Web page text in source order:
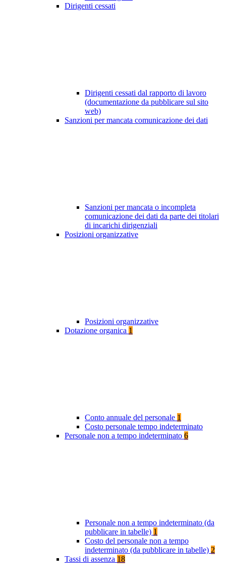
Dirigenti cessati
Dirigenti cessati dal rapporto di lavoro
(documentazione da pubblicare sul sito
web)
Sanzioni per mancata comunicazione dei dati
Sanzioni per mancata o incompleta
comunicazione dei dati da parte dei titolari
di incarichi dirigenziali
Posizioni organizzative
Posizioni organizzative
Dotazione organica 1
Conto annuale del personale 1
Costo personale tempo indeterminato
Personale non a tempo indeterminato 6
Personale non a tempo indeterminato (da
pubblicare in tabelle) 1
Costo del personale non a tempo
indeterminato (da pubblicare in tabelle) 2
Tassi di assenza 18